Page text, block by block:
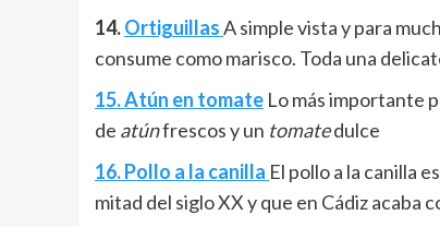
14.OrtiguillasA simple vista y para
consume como marisco. Toda una
15. Atún en tomate Lo más importante
de atúnfrescos y un tomatedulce
16. Pollo a la canilla El pollo a la canilla
mitad del siglo XX y que en Cádiz